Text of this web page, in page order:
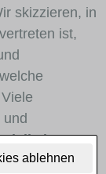
ablehnen
skizzieren, in
ist,
und
im
du bei